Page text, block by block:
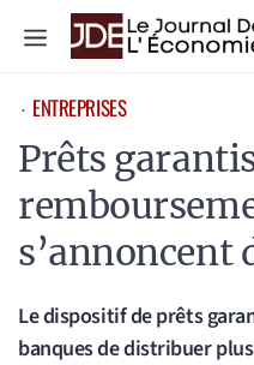
Menu
⋅ ENTREPRISES
Prêts
s’annoncent
Le dispositif de prêts
banques de distribuer